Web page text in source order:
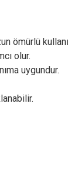
ömürlü
olur.
uygundur.